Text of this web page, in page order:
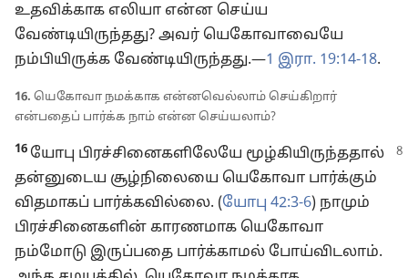
உதவிக்காக எலியா என்ன செய்ய
வேண்டியிருந்தது? அவர் யெகோவாவையே
நம்பியிருக்க வேண்டியிருந்தது.—1 இரா. 19:14-18.
16. யெகோவா நமக்காக என்னவெல்லாம் செய்கிறார்
என்பதைப் பார்க்க நாம் என்ன செய்யலாம்?
16 யோபு பிரச்சினைகளிலேயே மூழ்கியிருந்ததால்
தன்னுடைய சூழ்நிலையை யெகோவா பார்க்கும்
விதமாகப் பார்க்கவில்லை. (யோபு 42:3-6) நாமும்
பிரச்சினைகளின் காரணமாக யெகோவா
நம்மோடு இருப்பதை பார்க்காமல் போய்விடலாம்.